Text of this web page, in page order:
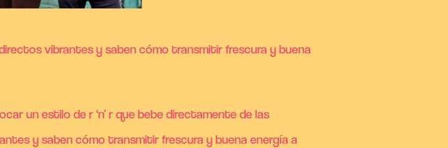
vibrantes y saben cómo transmitir frescura y buena
un estilo de r ‘n’ r que bebe directamente de las
y saben cómo transmitir frescura y buena energía a